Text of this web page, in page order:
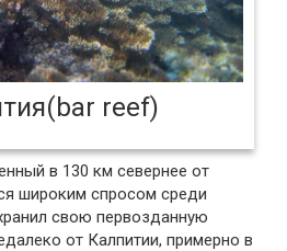
reef)
в 130 км севернее от
широким спросом среди
свою первозданную
от Калпитии, примерно в